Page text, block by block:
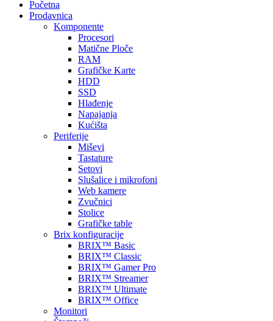
Početna
Prodavnica
Komponente
Procesori
Matične Ploče
RAM
Grafičke Karte
HDD
SSD
Hlađenje
Napajanja
Kućišta
Periferije
Miševi
Tastature
Setovi
Slušalice i mikrofoni
Web kamere
Zvučnici
Stolice
Grafičke table
Brix konfiguracije
BRIX™ Basic
BRIX™ Classic
BRIX™ Gamer Pro
BRIX™ Streamer
BRIX™ Ultimate
BRIX™ Office
Monitori